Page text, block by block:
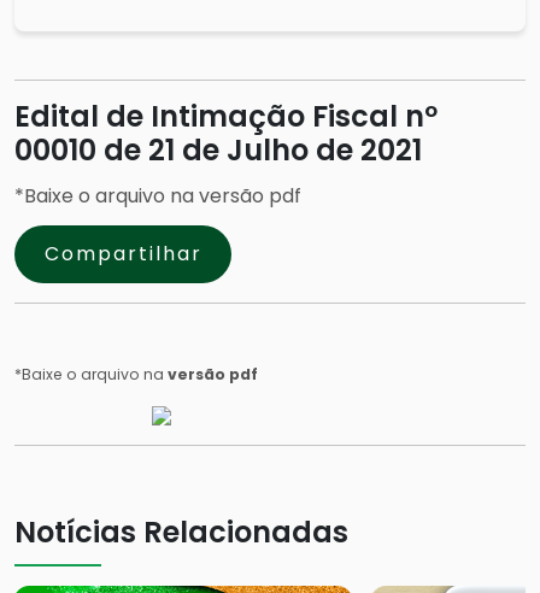
Edital de Intimação Fiscal nº
00010 de 21 de Julho de 2021
*Baixe o arquivo na versão pdf
Compartilhar
*Baixe o arquivo na versão pdf
Notícias Relacionadas